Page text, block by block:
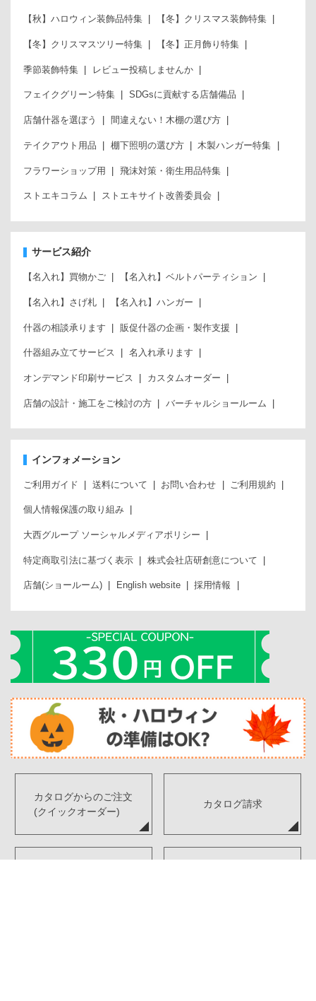
【秋】ハロウィン装飾品特集 【冬】クリスマス装飾特集
【冬】クリスマスツリー特集 【冬】正月飾り特集
季節装飾特集 レビュー投稿しませんか
フェイクグリーン特集 SDGsに貢献する店舗備品
店舗什器を選ぼう 間違えない！木棚の選び方
テイクアウト用品 棚下照明の選び方 木製ハンガー特集
フラワーショップ用 飛沫対策・衛生用品特集
ストエキコラム ストエキサイト改善委員会
サービス紹介
【名入れ】買物かご 【名入れ】ベルトパーティション
【名入れ】さげ札 【名入れ】ハンガー
什器の相談承ります 販促什器の企画・製作支援
什器組み立てサービス 名入れ承ります
オンデマンド印刷サービス カスタムオーダー
店舗の設計・施工をご検討の方 バーチャルショールーム
インフォメーション
ご利用ガイド 送料について お問い合わせ ご利用規約
個人情報保護の取り組み
大西グループ ソーシャルメディアポリシー
特定商取引法に基づく表示 株式会社店研創意について
店舗(ショールーム) English website 採用情報
カタログからのご注文
(クイックオーダー)
カタログ請求